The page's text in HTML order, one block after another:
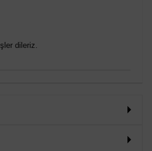
dileriz.